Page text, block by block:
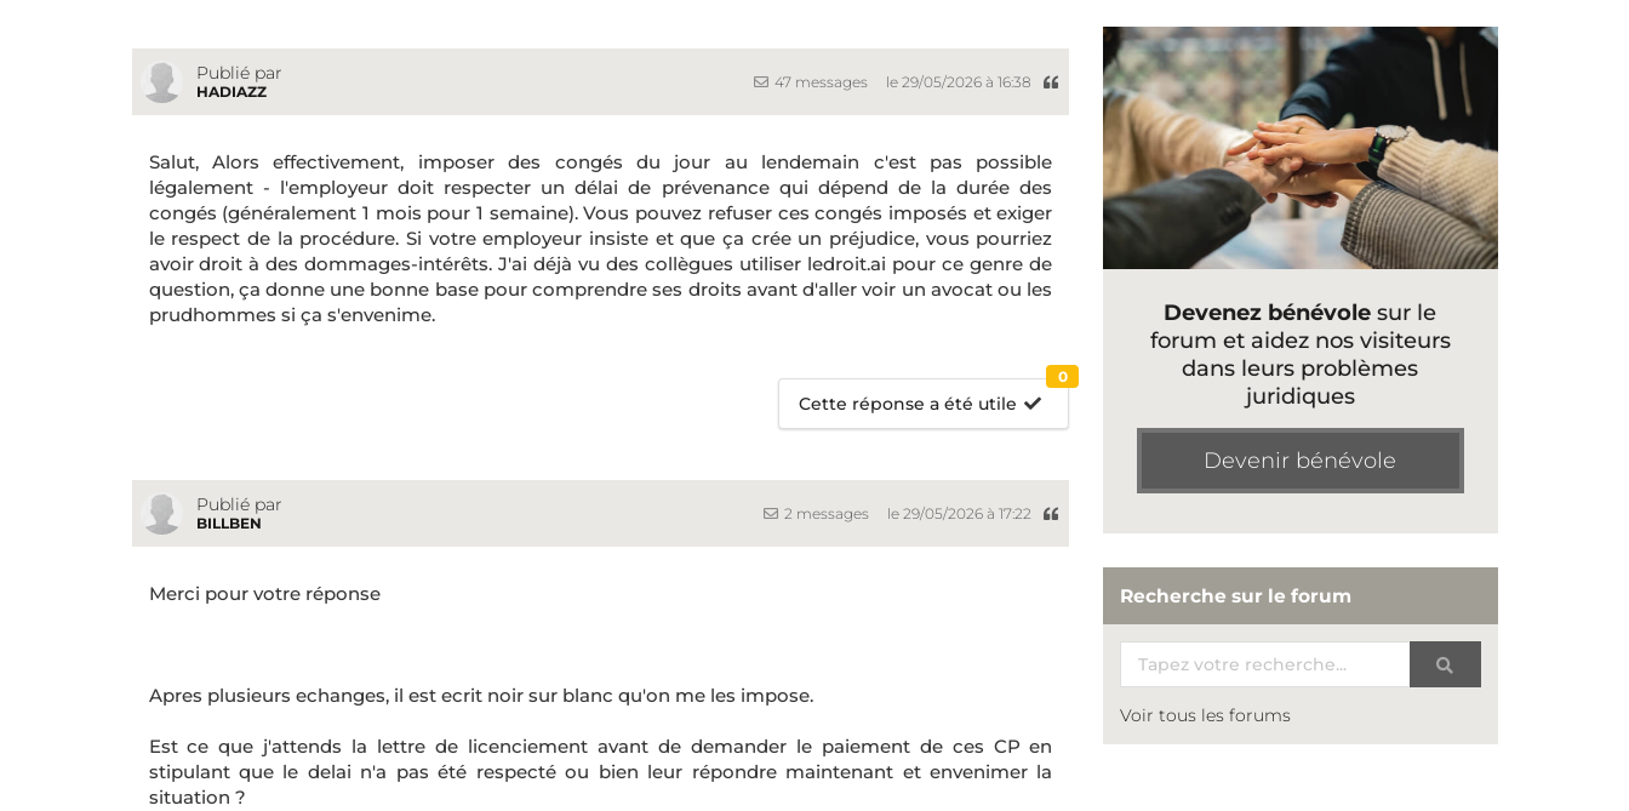
Publié par
HADIAZZ
47 messages le 29/05/2026 à 16:38
Salut, Alors effectivement, imposer des congés du jour au lendemain c'est pas possible
légalement - l'employeur doit respecter un délai de prévenance qui dépend de la durée des
congés (généralement 1 mois pour 1 semaine). Vous pouvez refuser ces congés imposés et exiger
le respect de la procédure. Si votre employeur insiste et que ça crée un préjudice, vous pourriez
avoir droit à des dommages-intérêts. J'ai déjà vu des collègues utiliser ledroit.ai pour ce genre de
question, ça donne une bonne base pour comprendre ses droits avant d'aller voir un avocat ou les
prudhommes si ça s'envenime.
Cette réponse a été utile
0
Publié par
BILLBEN
2 messages le 29/05/2026 à 17:22
Merci pour votre réponse
Apres plusieurs echanges, il est ecrit noir sur blanc qu'on me les impose.
Est ce que j'attends la lettre de licenciement avant de demander le paiement de ces CP en
stipulant que le delai n'a pas été respecté ou bien leur répondre maintenant et envenimer la
situation ?
Devenez bénévole sur le
forum et aidez nos visiteurs
dans leurs problèmes
juridiques
Devenir bénévole
Recherche sur le forum
Voir tous les forums